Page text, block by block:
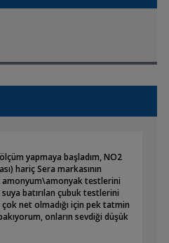
yapmaya başladım, NO2
hariç Sera markasının
amonyum\amonyak testlerini
suya batırılan çubuk testlerini
net olmadığı için pek tatmin
onların sevdiği düşük